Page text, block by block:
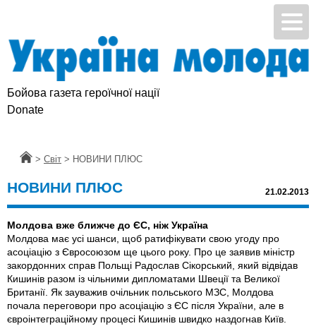
Бойова газета героїчної нації
Donate
Головна
> Світ > НОВИНИ ПЛЮС
НОВИНИ ПЛЮС 21.02.2013
Молдова вже ближче до ЄС, ніж Україна
Молдова має усі шанси, щоб ратифікувати свою угоду про
асоціацію з Євросоюзом ще цього року. Про це заявив міністр
закордонних справ Польщі Радослав Сікорський, який відвідав
Кишинів разом із чільними дипломатами Швеції та Великої
Британії. Як зауважив очільник польського МЗС, Молдова
почала переговори про асоціацію з ЄС після України, але в
євроінтеграційному процесі Кишинів швидко наздогнав Київ.